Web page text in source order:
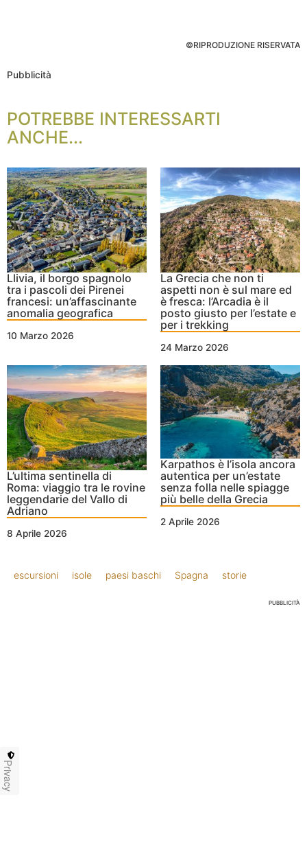
©RIPRODUZIONE RISERVATA
Pubblicità
POTREBBE INTERESSARTI
ANCHE...
Llivia, il borgo spagnolo
tra i pascoli dei Pirenei
francesi: un’affascinante
anomalia geografica
10 Marzo 2026
La Grecia che non ti
aspetti non è sul mare ed
è fresca: l’Arcadia è il
posto giusto per l’estate e
per i trekking
24 Marzo 2026
L’ultima sentinella di
Roma: viaggio tra le rovine
leggendarie del Vallo di
Adriano
8 Aprile 2026
Karpathos è l’isola ancora
autentica per un’estate
senza folla nelle spiagge
più belle della Grecia
2 Aprile 2026
escursioni isole paesi baschi Spagna storie
PUBBLICITÀ
Privacy